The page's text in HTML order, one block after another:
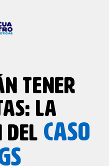
TENER
LA
DEL CASO